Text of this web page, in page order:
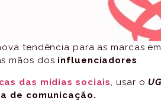
tendência para as marcas
mãos dos influenciadores.
das mídias sociais, usar o
de comunicação.